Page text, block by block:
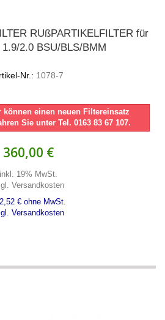
RUßPARTIKELFILTER für
2.0 BSU/BLS/BMM
Nr.: 1078-7
können einen neuen Filtereinsatz
Sie unter Tel. 0163 83 67 107.
360,00 €
inkl. 19% MwSt.
Versandkosten
€ ohne MwSt.
Versandkosten